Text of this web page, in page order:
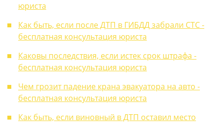
юриста
Как быть, если после ДТП в ГИБДД забрали СТС -
бесплатная консультация юриста
Каковы последствия, если истек срок штрафа -
бесплатная консультация юриста
Чем грозит падение крана эвакуатора на авто -
бесплатная консультация юриста
Как быть, если виновный в ДТП оставил место